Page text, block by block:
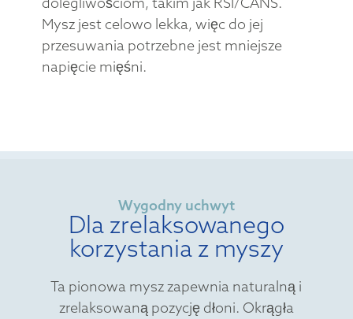
Mysz jest celowo lekka, więc do jej
przesuwania potrzebne jest mniejsze
napięcie mięśni.
Wygodny uchwyt
Dla zrelaksowanego
korzystania z myszy
Ta pionowa mysz zapewnia naturalną i
zrelaksowaną pozycję dłoni. Okrągła